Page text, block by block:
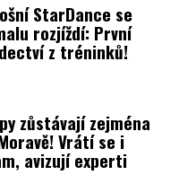
StarDance se
rozjíždí: První
z tréninků!
zůstávají zejména
Vrátí se i
avizují experti